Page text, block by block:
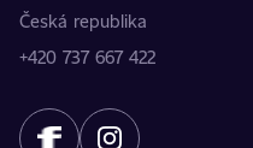
Česká republika
+420 737 667 422